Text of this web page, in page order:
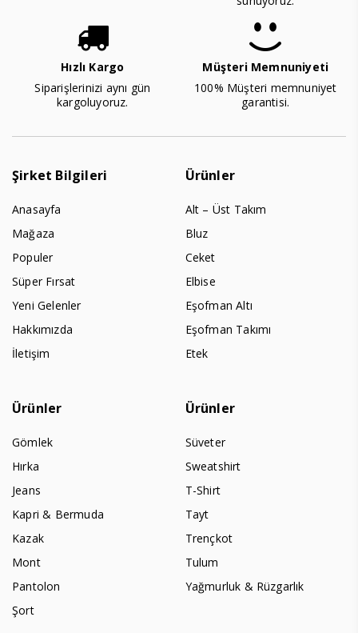
Hızlı Kargo
Siparişlerinizi aynı gün
kargoluyoruz.
Müşteri Memnuniyeti
100% Müşteri memnuniyet
garantisi.
Şirket Bilgileri
Anasayfa
Mağaza
Populer
Süper Fırsat
Yeni Gelenler
Hakkımızda
İletişim
Ürünler
Alt – Üst Takım
Bluz
Ceket
Elbise
Eşofman Altı
Eşofman Takımı
Etek
Ürünler
Gömlek
Hırka
Jeans
Kapri & Bermuda
Kazak
Mont
Pantolon
Şort
Ürünler
Süveter
Sweatshirt
T-Shirt
Tayt
Trençkot
Tulum
Yağmurluk & Rüzgarlık